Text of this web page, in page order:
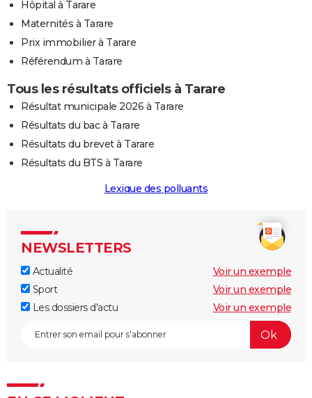
Hôpital à Tarare
Maternités à Tarare
Prix immobilier à Tarare
Référendum à Tarare
Tous les résultats officiels à Tarare
Résultat municipale 2026 à Tarare
Résultats du bac à Tarare
Résultats du brevet à Tarare
Résultats du BTS à Tarare
Lexique des polluants
NEWSLETTERS
Actualité
Voir un exemple
Sport
Voir un exemple
Les dossiers d'actu
Voir un exemple